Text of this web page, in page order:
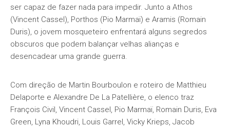
ser capaz de fazer nada para impedir. Junto a Athos
(Vincent Cassel), Porthos (Pio Marmaï) e Aramis (Romain
Duris), o jovem mosqueteiro enfrentará alguns segredos
obscuros que podem balançar velhas alianças e
desencadear uma grande guerra.
Com direção de Martin Bourboulon e roteiro de Matthieu
Delaporte e Alexandre De La Patellière, o elenco traz
François Civil, Vincent Cassel, Pio Marmaï, Romain Duris, Eva
Green, Lyna Khoudri, Louis Garrel, Vicky Krieps, Jacob